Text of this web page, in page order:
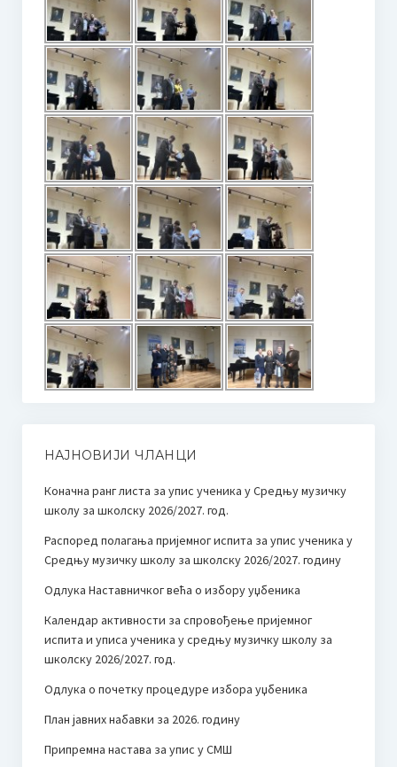
НАЈНОВИЈИ ЧЛАНЦИ
Коначна ранг листа за упис ученика у Средњу музичку
школу за школску 2026/2027. год.
Распоред полагања пријемног испита за упис ученика у
Средњу музичку школу за школску 2026/2027. годину
Одлука Наставничког већа о избору уџбеника
Календар активности за спровођење пријемног
испита и уписа ученика у средњу музичку школу за
школску 2026/2027. год.
Одлука о почетку процедуре избора уџбеника
План јавних набавки за 2026. годину
Припремна настава за упис у СМШ